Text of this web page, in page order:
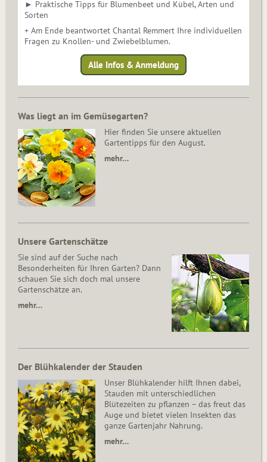
► Praktische Tipps für Blumenbeet und Kübel, Arten und
Sorten
+ Am Ende beantwortet Chantal Remmert Ihre individuellen
Fragen zu Knollen- und Zwiebelblumen.
Alle Infos & Anmeldung
Was liegt an im Gemüsegarten?
Hier finden Sie unsere aktuellen
Gartentipps für den August.
mehr…
Unsere Gartenschätze
Sie sind auf der Suche nach
Besonderheiten für Ihren Garten? Dann
schauen Sie sich doch mal unsere
Gartenschätze an.
mehr…
Der Blühkalender der Stauden
Unser Blühkalender hilft Ihnen dabei,
Stauden mit unterschiedlichen
Blütezeiten zu pflanzen – das freut das
Auge und bietet vielen Insekten das
ganze Gartenjahr Nahrung.
mehr…